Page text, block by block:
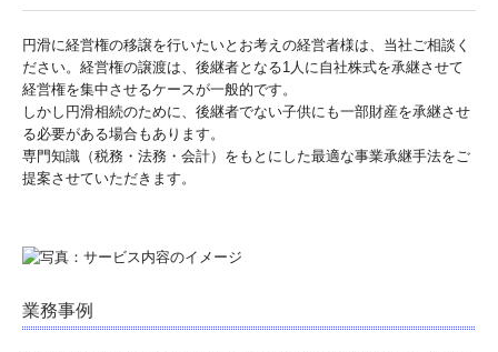
円滑に経営権の移譲を行いたいとお考えの経営者様は、当社ご相談く
ださい。経営権の譲渡は、後継者となる1人に自社株式を承継させて
経営権を集中させるケースが一般的です。
しかし円滑相続のために、後継者でない子供にも一部財産を承継させ
る必要がある場合もあります。
専門知識（税務・法務・会計）をもとにした最適な事業承継手法をご
提案させていただきます。
業務事例